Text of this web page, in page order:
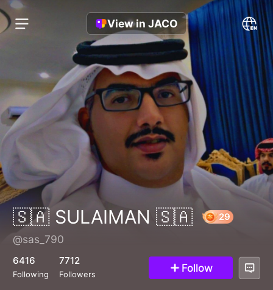
View in JACO
🇸🇦 SULAIMAN 🇸🇦
@sas_790
6416
Following
7712
Followers Follow